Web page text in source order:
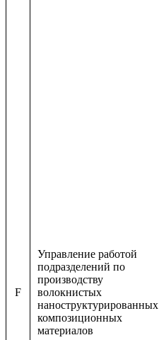
F
Управление работой
подразделений по
производству
волокнистых
наноструктурированных
композиционных
материалов